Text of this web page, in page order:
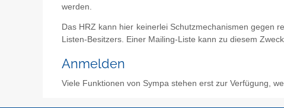
werden.
Das HRZ kann hier keinerlei Schutzmechanismen gegen
Listen-Besitzers. Einer Mailing-Liste kann zu diesem
Anmelden
Viele Funktionen von Sympa stehen erst zur Verfügung,